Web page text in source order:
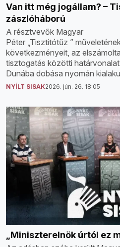
Van itt még jogállam? –
zászlóháború
A résztvevők Magyar
Péter „Tisztítótűz ”
következményeit, az
tisztogatás közötti
Dunába dobása nyomán
NYÍLT SISAK2026. jún. 26. 18:05
„Miniszterelnök úrtól ez